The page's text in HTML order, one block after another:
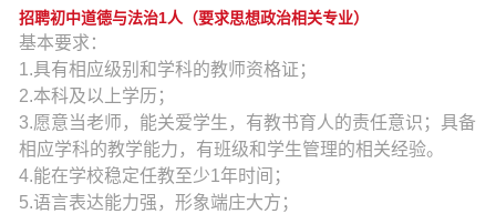
招聘初中道德与法治1人（要求思想政治相关专业）
基本要求：
1.具有相应级别和学科的教师资格证；
2.本科及以上学历；
3.愿意当老师，能关爱学生，有教书育人的责任意识；具备
相应学科的教学能力，有班级和学生管理的相关经验。
4.能在学校稳定任教至少1年时间；
5.语言表达能力强，形象端庄大方；